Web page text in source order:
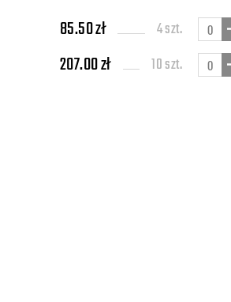
85.50 zł 4 szt.
207.00 zł 10 szt.